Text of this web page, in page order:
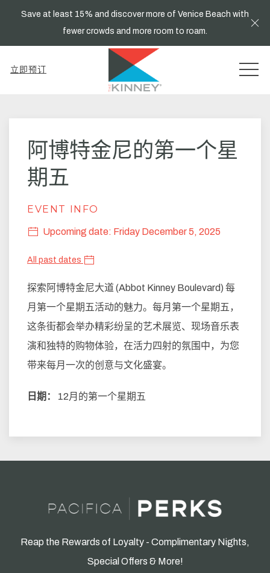
Save at least 15% and discover more of Venice Beach with
fewer crowds and more room to roam.
立即预订
阿博特金尼的第一个星
期五
EVENT INFO
Upcoming date: Friday December 5, 2025
All past dates
探索阿博特金尼大道 (Abbot Kinney Boulevard) 每
月第一个星期五活动的魅力。每月第一个星期五，
这条街都会举办精彩纷呈的艺术展览、现场音乐表
演和独特的购物体验，在活力四射的氛围中，为您
带来每月一次的创意与文化盛宴。
日期： 12月的第一个星期五
Reap the Rewards of Loyalty - Complimentary Nights,
Special Offers & More!